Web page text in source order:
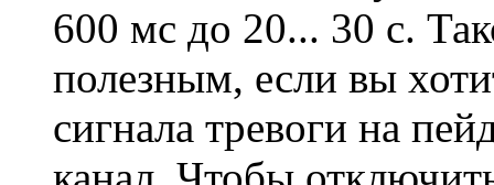
600 мс до 20... 30 с.
полезным, если вы
сигнала тревоги на